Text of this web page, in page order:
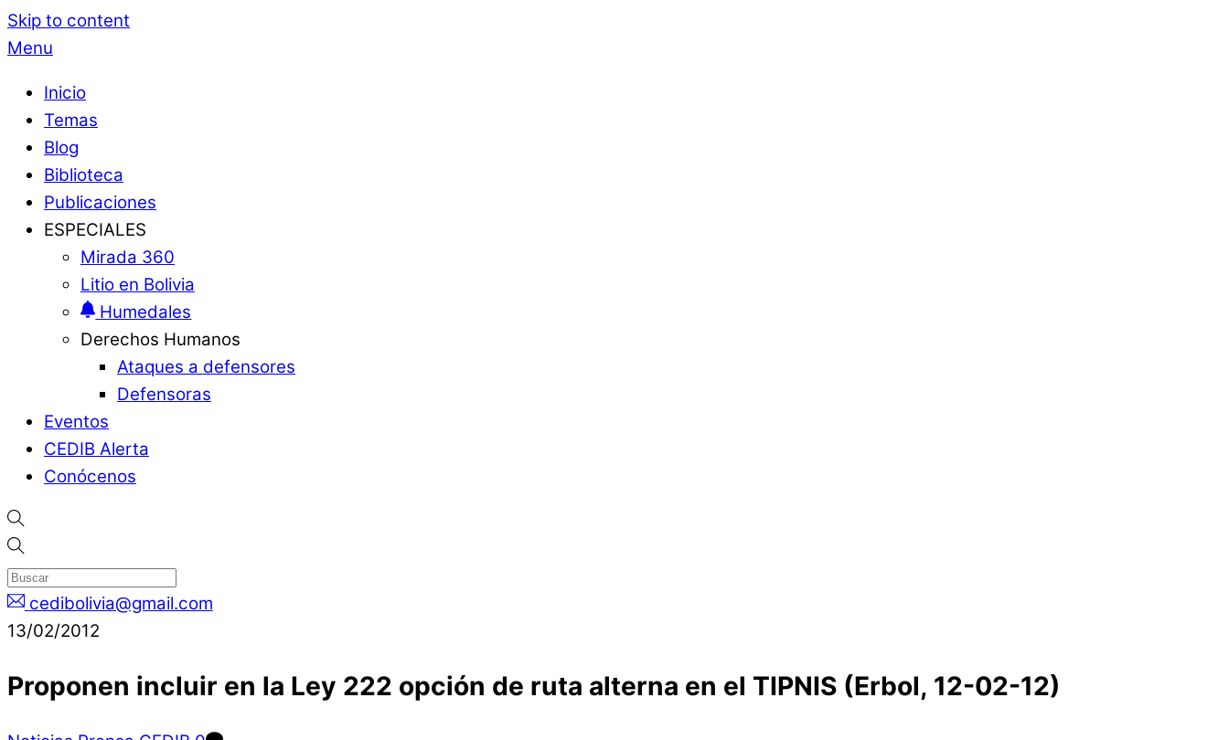
Skip to content
Menu
Inicio
Temas
Blog
Biblioteca
Publicaciones
ESPECIALES
Mirada 360
Litio en Bolivia
Humedales
Derechos Humanos
Ataques a defensores
Defensoras
Eventos
CEDIB Alerta
Conócenos
cedibolivia@gmail.com
13/02/2012
Proponen incluir en la Ley 222 opción de ruta alterna en el TIPNIS (Erbol, 12-02-12)